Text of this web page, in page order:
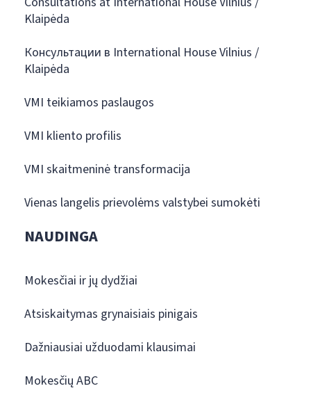
Klaipėda
Консультации в International House Vilnius /
Klaipėda
VMI teikiamos paslaugos
VMI kliento profilis
VMI skaitmeninė transformacija
Vienas langelis prievolėms valstybei sumokėti
NAUDINGA
Mokesčiai ir jų dydžiai
Atsiskaitymas grynaisiais pinigais
Dažniausiai užduodami klausimai
Mokesčių ABC